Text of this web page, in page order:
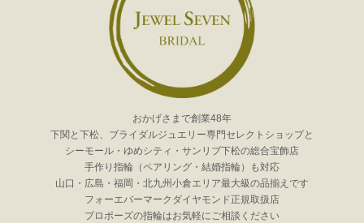
おかげさまで創業48年
下関と下松、ブライダルジュエリー専門セレクトショップと
シーモール・ゆめシティ・サンリブ下松の総合宝飾店
手作り指輪（ペアリング・結婚指輪）も対応
山口・広島・福岡・北九州小倉エリア最大級の品揃えです
フォーエバーマークダイヤモンド正規取扱店
プロポーズの指輪はお気軽にご相談ください